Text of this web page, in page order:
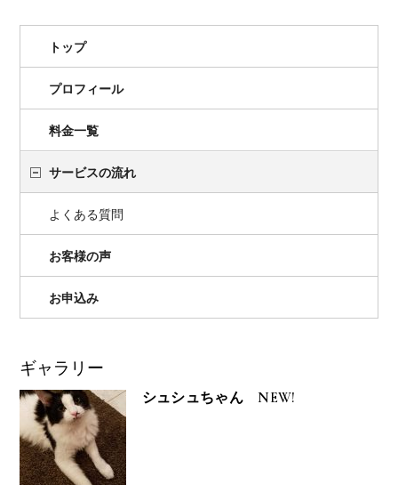
トップ
プロフィール
料金一覧
サービスの流れ
よくある質問
お客様の声
お申込み
ギャラリー
シュシュちゃん NEW!